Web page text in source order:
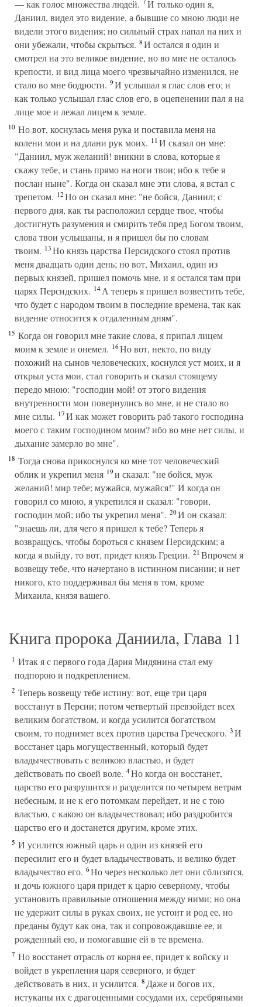
— как голос множества людей. И только один я,
Даниил, видел это видение, а бывшие со мною люди не
видели этого видения; но сильный страх напал на них и
они убежали, чтобы скрыться. 8И остался я один и
смотрел на это великое видение, но во мне не осталось
крепости, и вид лица моего чрезвычайно изменился, не
стало во мне бодрости. 9И услышал я глас слов его; и
как только услышал глас слов его, в оцепенении пал я на
лице мое и лежал лицем к земле.
10 Но вот, коснулась меня рука и поставила меня на
колени мои и на длани рук моих. 11И сказал он мне:
"Даниил, муж желаний! вникни в слова, которые я
скажу тебе, и стань прямо на ноги твои; ибо к тебе я
послан ныне". Когда он сказал мне эти слова, я встал с
трепетом. 12Но он сказал мне: "не бойся, Даниил; с
первого дня, как ты расположил сердце твое, чтобы
достигнуть разумения и смирить тебя пред Богом твоим,
слова твои услышаны, и я пришел бы по словам
твоим. 13Но князь царства Персидского стоял против
меня двадцать один день; но вот, Михаил, один из
первых князей, пришел помочь мне, и я остался там при
царях Персидских. 14А теперь я пришел возвестить тебе,
что будет с народом твоим в последние времена, так как
видение относится к отдаленным дням".
15 Когда он говорил мне такие слова, я припал лицем
моим к земле и онемел. 16Но вот, некто, по виду
похожий на сынов человеческих, коснулся уст моих, и я
открыл уста мои, стал говорить и сказал стоящему
передо мною: "господин мой! от этого видения
внутренности мои повернулись во мне, и не стало во
мне силы. 17И как может говорить раб такого господина
моего с таким господином моим? ибо во мне нет силы, и
дыхание замерло во мне".
18 Тогда снова прикоснулся ко мне тот человеческий
облик и укрепил меня 19и сказал: "не бойся, муж
желаний! мир тебе; мужайся, мужайся!" И когда он
говорил со мною, я укрепился и сказал: "говори,
господин мой; ибо ты укрепил меня". 20И он сказал:
"знаешь ли, для чего я пришел к тебе? Теперь я
возвращусь, чтобы бороться с князем Персидским; а
когда я выйду, то вот, придет князь Греции. 21Впрочем я
возвещу тебе, что начертано в истинном писании; и нет
никого, кто поддерживал бы меня в том, кроме
Михаила, князя вашего.
Книга пророка Даниила, Глава 11
1 Итак я с первого года Дария Мидянина стал ему
подпорою и подкреплением.
2 Теперь возвещу тебе истину: вот, еще три царя
восстанут в Персии; потом четвертый превзойдет всех
великим богатством, и когда усилится богатством
своим, то поднимет всех против царства Греческого. 3И
восстанет царь могущественный, который будет
владычествовать с великою властью, и будет
действовать по своей воле. 4Но когда он восстанет,
царство его разрушится и разделится по четырем ветрам
небесным, и не к его потомкам перейдет, и не с тою
властью, с какою он владычествовал; ибо раздробится
царство его и достанется другим, кроме этих.
5 И усилится южный царь и один из князей его
пересилит его и будет владычествовать, и велико будет
владычество его. 6Но через несколько лет они сблизятся,
и дочь южного царя придет к царю северному, чтобы
установить правильные отношения между ними; но она
не удержит силы в руках своих, не устоит и род ее, но
преданы будут как она, так и сопровождавшие ее, и
рожденный ею, и помогавшие ей в те времена.
7 Но восстанет отрасль от корня ее, придет к войску и
войдет в укрепления царя северного, и будет
действовать в них, и усилится. 8Даже и богов их,
истуканы их с драгоценными сосудами их, серебряными